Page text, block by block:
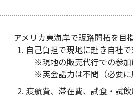
アメリカ東海岸で販路開拓を目
自己負担で現地に赴き自社
※現地の販売代行での参加
※英会話力は不問（必要に
渡航費、滞在費、試食・試